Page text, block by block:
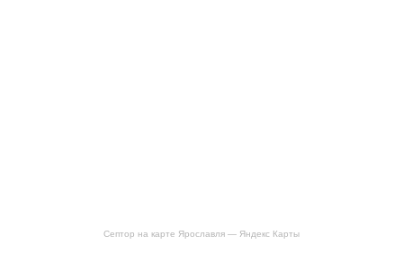
Септор на карте Ярославля — Яндекс Карты